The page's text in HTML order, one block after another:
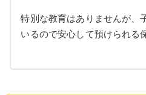
特別な教育はありませんが、
いるので安心して預けられる